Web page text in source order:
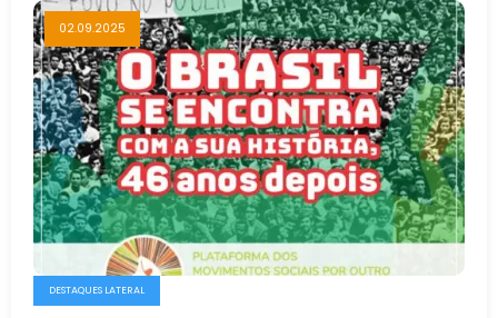
02.09.2025
DESTAQUES LATERAL